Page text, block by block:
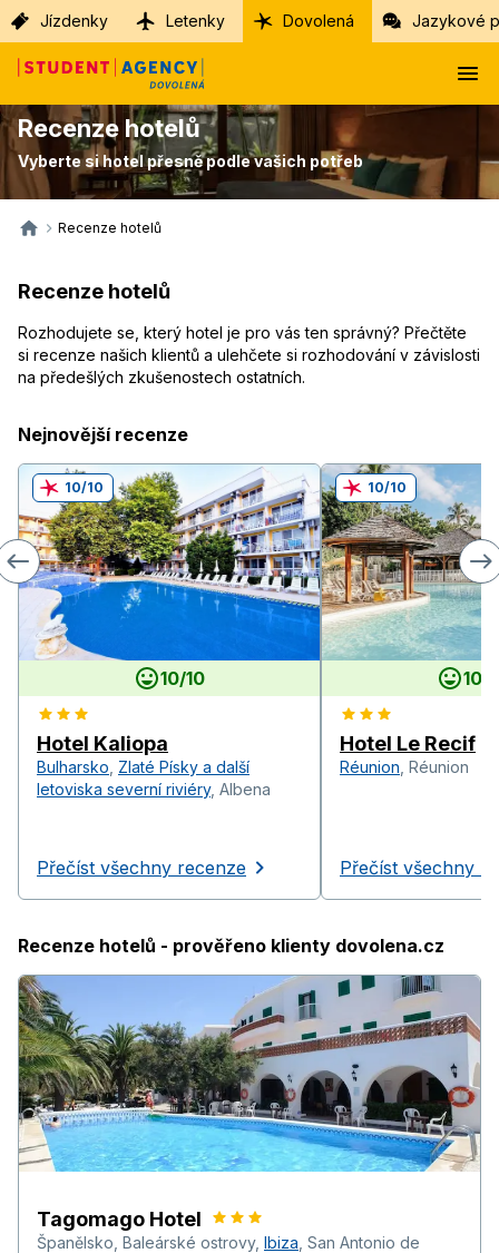
Jízdenky Letenky Dovolená Jazykové
Recenze hotelů
Vyberte si hotel přesně podle vašich potřeb
Recenze hotelů
Recenze hotelů
Rozhodujete se, který hotel je pro vás ten správný? Přečtěte
si recenze našich klientů a ulehčete si rozhodování v závislosti
na předešlých zkušenostech ostatních.
Nejnovější recenze
10/10
10/10
Hotel Kaliopa
Bulharsko Zlaté Písky a další
letoviska severní riviéry, Albena
Přečíst všechny recenze
10/10
10
Hotel Le Recif
Réunion Réunion
Přečíst všechny
Recenze hotelů - prověřeno klienty dovolena.cz
Tagomago Hotel
Španělsko Baleárské ostrovy, Ibiza San Antonio de